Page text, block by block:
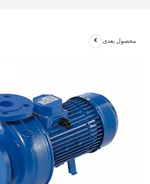
محصول بعدی